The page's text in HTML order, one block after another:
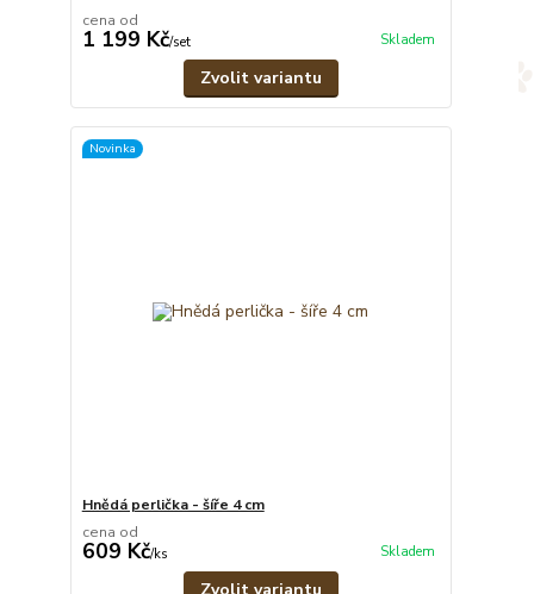
cena od
1 199 Kč/set Skladem
Zvolit variantu
Novinka
Hnědá perlička - šíře 4 cm
cena od
609 Kč/ks Skladem